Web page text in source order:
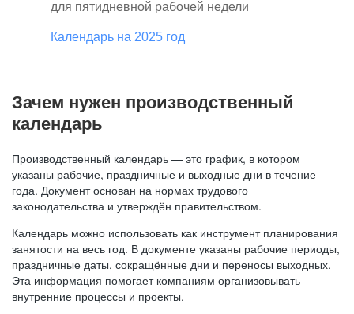
для пятидневной рабочей недели
Календарь на 2025 год
Зачем нужен производственный
календарь
Производственный календарь — это график, в котором
указаны рабочие, праздничные и выходные дни в течение
года. Документ основан на нормах трудового
законодательства и утверждён правительством.
Календарь можно использовать как инструмент планирования
занятости на весь год. В документе указаны рабочие периоды,
праздничные даты, сокращённые дни и переносы выходных.
Эта информация помогает компаниям организовывать
внутренние процессы и проекты.